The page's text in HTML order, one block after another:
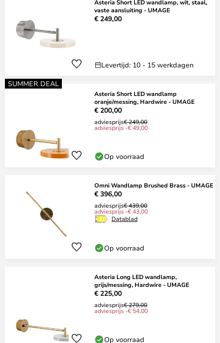
Asteria Short LED wandlamp, wit, staal,
vaste aansluiting - UMAGE
€ 249,00
Levertijd: 10 - 15 werkdagen
SUMMER DEAL
Asteria Short LED wandlamp
oranje/messing, Hardwire - UMAGE
€ 200,00
adviesprijs€ 249,00
adviesprijs -€ 49,00
Op voorraad
Omni Wandlamp Brushed Brass - UMAGE
€ 396,00
adviesprijs€ 439,00
adviesprijs -€ 43,00
Datablad
Op voorraad
Asteria Long LED wandlamp,
grijs/messing, Hardwire - UMAGE
€ 225,00
adviesprijs€ 279,00
adviesprijs -€ 54,00
Op voorraad